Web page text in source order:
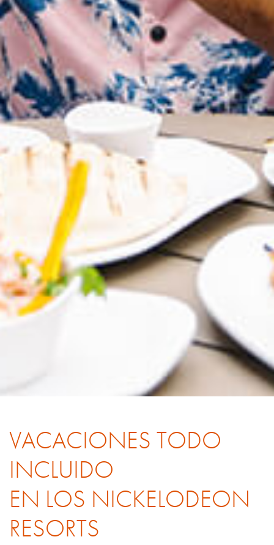
VACACIONES TODO
INCLUIDO
EN LOS NICKELODEON
RESORTS